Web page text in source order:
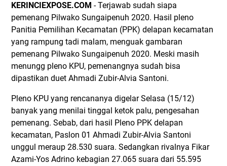
KERINCIEXPOSE.COM - Terjawab sudah siapa
pemenang Pilwako Sungaipenuh 2020. Hasil pleno
Panitia Pemilihan Kecamatan (PPK) delapan kecamatan
yang rampung tadi malam, menguak gambaran
pemenang Pilwako Sungaipenuh 2020. Meski masih
menungg pleno KPU, pemenangnya sudah bisa
dipastikan duet Ahmadi Zubir-Alvia Santoni.
Pleno KPU yang rencananya digelar Selasa (15/12)
banyak yang menilai tinggal ketok palu, pengesahan
pemenang. Sebab, dari hasil Pleno PPK delapan
kecamatan, Paslon 01 Ahmadi Zubir-Alvia Santoni
unggul meraup 28.530 suara. Sedangkan rivalnya Fikar
Azami-Yos Adrino kebagian 27.065 suara dari 55.595